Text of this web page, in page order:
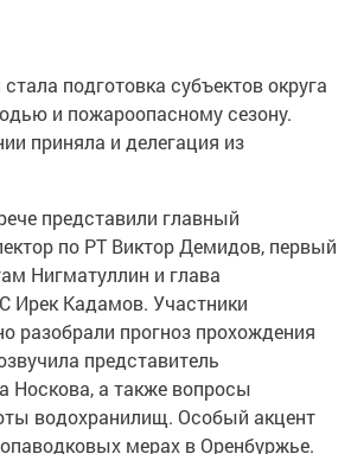
подготовка субъектов округа
и пожароопасному сезону.
приняла и делегация из
представили главный
по РТ Виктор Демидов, первый
Нигматуллин и глава
Ирек Кадамов. Участники
разобрали прогноз прохождения
представитель
Носкова, а также вопросы
водохранилищ. Особый акцент
мерах в Оренбуржье.